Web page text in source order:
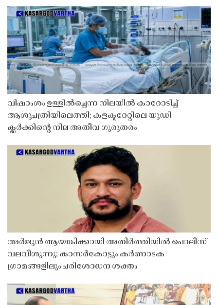
വിഷാംശം ഉള്ളിൽച്ചെന്ന നിലയിൽ കാറോടിച്ച്
ആശുപത്രിയിലെത്തി; കളക്ടറേറ്റിലെ യുഡി
ക്ലർക്കിൻ്റെ നില അതീവ ഗുരുതരം
അർജുൻ ആയങ്കിക്കായി അതിർത്തിയിൽ പൊലീസ്
വലവീശുന്നു; കാസർകോട്ടും കർണാടക
ഗ്രാമങ്ങളിലും പരിശോധന ശക്തം